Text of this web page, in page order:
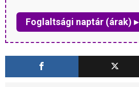
Foglaltsági naptár (árak) ▸